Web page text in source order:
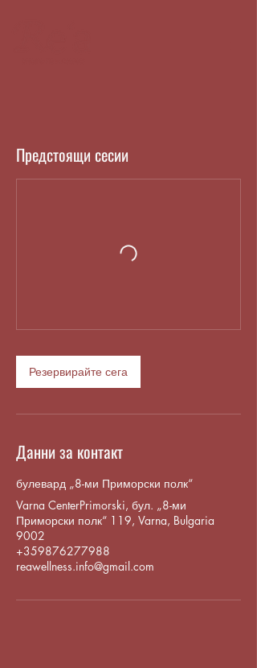
Предстоящи сесии
Резервирайте сега
Данни за контакт
булевард „8-ми Приморски полк“
Varna CenterPrimorski, бул. „8-ми
Приморски полк“ 119, Varna, Bulgaria
9002
+359876277988
reawellness.info@gmail.com